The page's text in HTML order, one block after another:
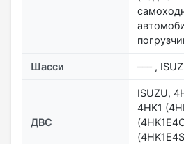
Шасси ––– ,
ДВС
ISUZU,
4HK1